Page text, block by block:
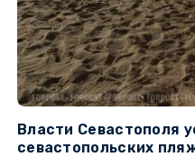
Власти Севастополя
севастопольских